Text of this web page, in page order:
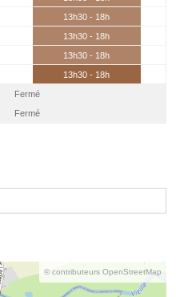
13h30 - 18h
13h30 - 18h
13h30 - 18h
13h30 - 18h
Fermé
Fermé
© contributeurs OpenStreetMap